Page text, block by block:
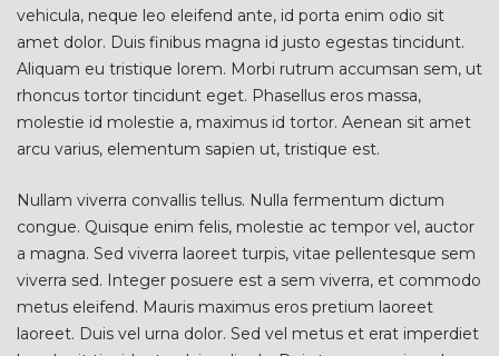
vehicula, neque leo eleifend ante, id porta enim odio sit
amet dolor. Duis finibus magna id justo egestas tincidunt.
Aliquam eu tristique lorem. Morbi rutrum accumsan sem, ut
rhoncus tortor tincidunt eget. Phasellus eros massa,
molestie id molestie a, maximus id tortor. Aenean sit amet
arcu varius, elementum sapien ut, tristique est.
Nullam viverra convallis tellus. Nulla fermentum dictum
congue. Quisque enim felis, molestie ac tempor vel, auctor
a magna. Sed viverra laoreet turpis, vitae pellentesque sem
viverra sed. Integer posuere est a sem viverra, et commodo
metus eleifend. Mauris maximus eros pretium laoreet
laoreet. Duis vel urna dolor. Sed vel metus et erat imperdiet